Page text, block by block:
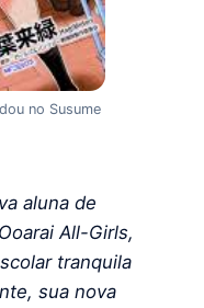
no Susume
aluna de
All-Girls,
tranquila
sua nova